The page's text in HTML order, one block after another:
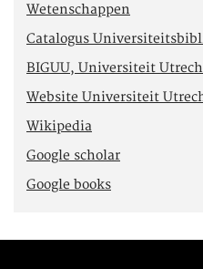
Wetenschappen
Catalogus
BIGUU, Universiteit
Website Universiteit
Wikipedia
Google scholar
Google books